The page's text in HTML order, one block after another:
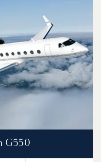
G550